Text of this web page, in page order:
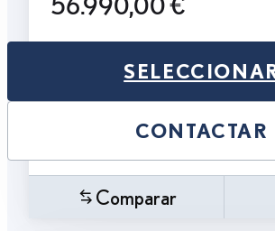
CONTACTAR
Comparar